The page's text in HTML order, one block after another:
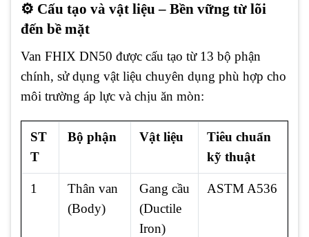
⚙️ Cấu tạo và vật liệu – Bền vững từ lõi
đến bề mặt
Van FHIX DN50 được cấu tạo từ 13 bộ phận
chính, sử dụng vật liệu chuyên dụng phù hợp cho
môi trường áp lực và chịu ăn mòn:
ST
T
Bộ phận Vật liệu
Tiêu chuẩn
kỹ thuật
1
Thân van
(Body)
Gang cầu
(Ductile
Iron)
ASTM A536